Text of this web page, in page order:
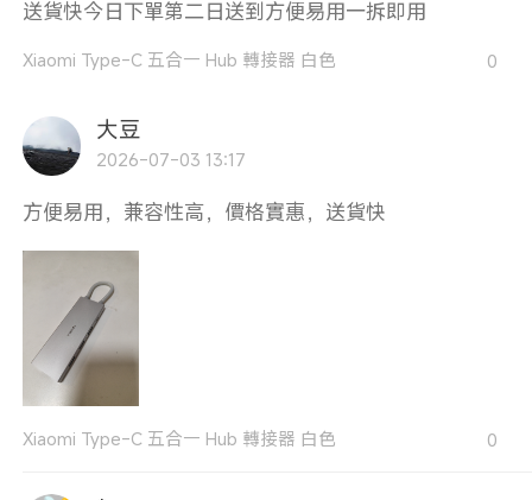
送貨快今日下單第二日送到方便易用一拆即用
Xiaomi Type-C 五合一 Hub 轉接器 白色 0
大豆
2026-07-03 13:17
方便易用，兼容性高，價格實惠，送貨快
Xiaomi Type-C 五合一 Hub 轉接器 白色 0